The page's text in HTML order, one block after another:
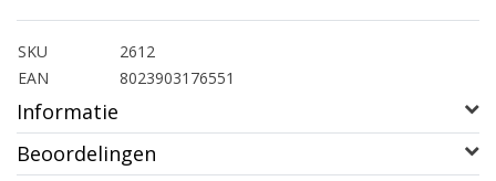
SKU
2612
EAN
8023903176551
Informatie
Beoordelingen